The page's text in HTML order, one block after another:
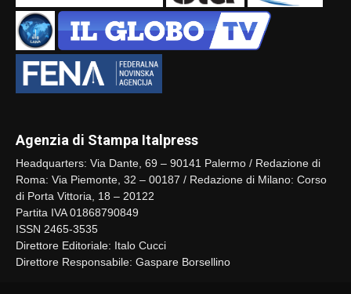
Agenzia di Stampa Italpress
Headquarters: Via Dante, 69 – 90141 Palermo / Redazione di
Roma: Via Piemonte, 32 – 00187 / Redazione di Milano: Corso
di Porta Vittoria, 18 – 20122
Partita IVA 01868790849
ISSN 2465-3535
Direttore Editoriale: Italo Cucci
Direttore Responsabile: Gaspare Borsellino